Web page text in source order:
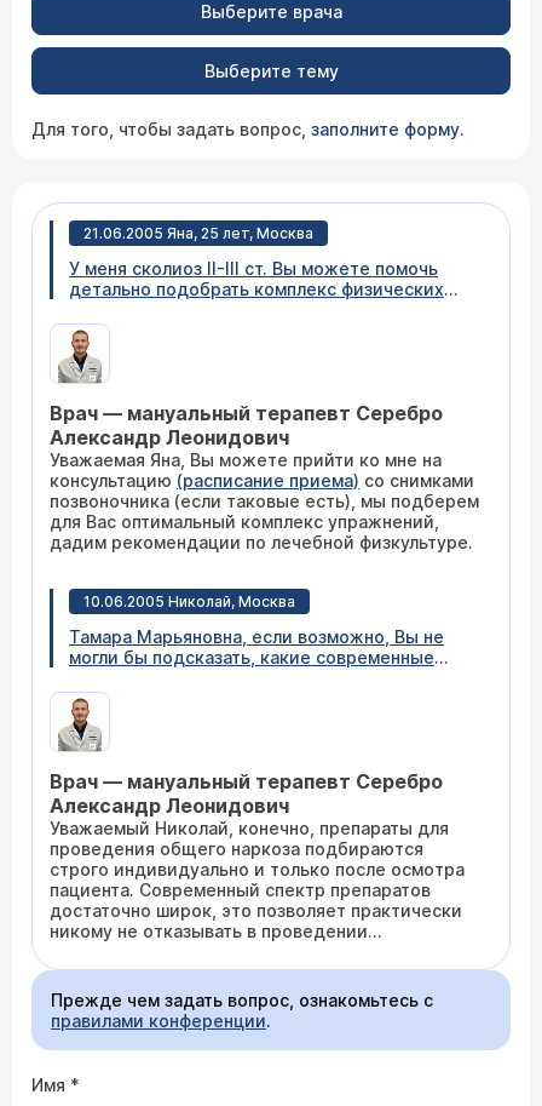
Выберите врача
Выберите тему
Для того, чтобы задать вопрос, заполните форму.
21.06.2005 Яна, 25 лет, Москва
У меня сколиоз II-III ст. Вы можете помочь
детально подобрать комплекс физических
оптимальный домашний тренажер?
Самостоятельно делаю утреннюю зарядку,
занимаюсь аквааэробикой.
Врач — мануальный терапевт Серебро
Александр Леонидович
Уважаемая Яна, Вы можете прийти ко мне на
консультацию (расписание приема) со снимками
позвоночника (если таковые есть), мы подберем
для Вас оптимальный комплекс упражнений,
дадим рекомендации по лечебной физкультуре.
10.06.2005 Николай, Москва
Тамара Марьяновна, если возможно, Вы не
могли бы подсказать, какие современные
наркоза пожилым людям? Какие препараты
имеют наименьшее количество
противопоказаний и побочных эффектов?
Врач — мануальный терапевт Серебро
Александр Леонидович
Уважаемый Николай, конечно, препараты для
проведения общего наркоза подбираются
строго индивидуально и только после осмотра
пациента. Современный спектр препаратов
достаточно широк, это позволяет практически
никому не отказывать в проведении
перечислять все эти лекарства. Часто мы
используем Диприван в сочетании с
нейролептиками и наркотическими препаратами
в титрованных дозировках. Более подробную
информацию целесообразно обсуждать со
специалистом по поводу конкретного случая.
Мой вопрос касается анестезии или, вернее,
моей чувствительности к наркозу. У меня
общим наркозом. Первое - небольшая
Прежде чем задать вопрос, ознакомьтесь с
правилами конференции.
Имя *